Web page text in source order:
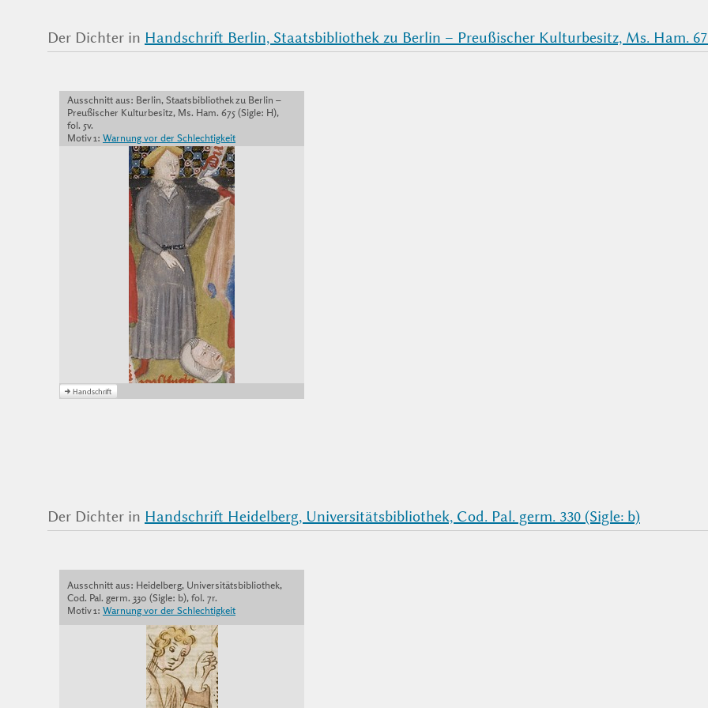
Der Dichter in Handschrift Berlin, Staatsbibliothek zu Berlin – Preußischer Kulturbesitz, Ms. Ham.
Ausschnitt aus: Berlin, Staatsbibliothek zu Berlin –
Preußischer Kulturbesitz, Ms. Ham. 675 (Sigle: H),
fol. 5v.
Motiv 1: Warnung vor der Schlechtigkeit
Der Dichter in Handschrift Heidelberg, Universitätsbibliothek, Cod. Pal. germ. 330 (Sigle: b)
Ausschnitt aus: Heidelberg, Universitätsbibliothek,
Cod. Pal. germ. 330 (Sigle: b), fol. 7r.
Motiv 1: Warnung vor der Schlechtigkeit